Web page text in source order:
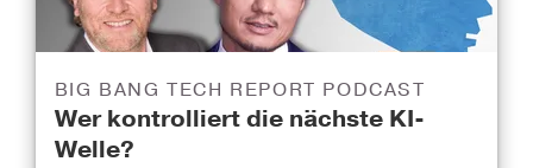
Wer kontrolliert die nächste KI-
Welle?
BIG BANG TECH REPORT PODCAST